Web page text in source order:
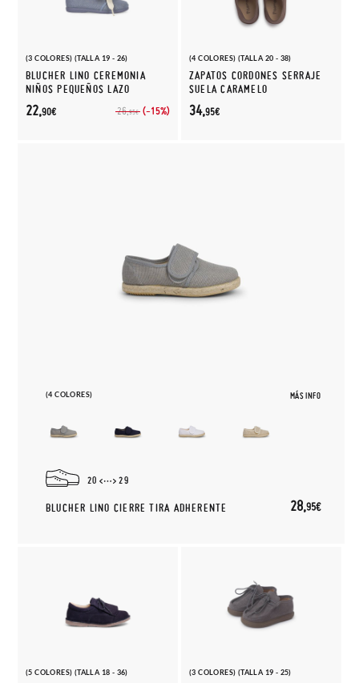
(3 COLORES) (TALLA 19 - 26)
BLUCHER LINO CEREMONIA
NIÑOS PEQUEÑOS LAZO
26,95€ (-15%)
22,90€
(4 COLORES) (TALLA 20 - 38)
ZAPATOS CORDONES SERRAJE
SUELA CARAMELO
34,95€
(4 COLORES) MÁS INFO
20 29
BLUCHER LINO CIERRE TIRA ADHERENTE 28,95€
(5 COLORES) (TALLA 18 - 36) (3 COLORES) (TALLA 19 - 25)